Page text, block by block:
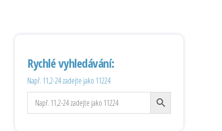
Rychlé vyhledávání:
Např. 11,2-24 zadejte jako 11224